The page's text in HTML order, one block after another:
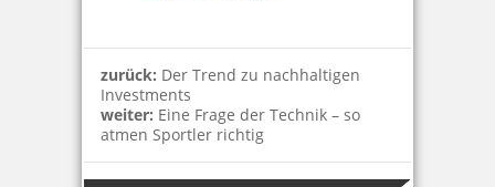
zurück: Der Trend zu nachhaltigen
Investments
weiter: Eine Frage der Technik – so
atmen Sportler richtig